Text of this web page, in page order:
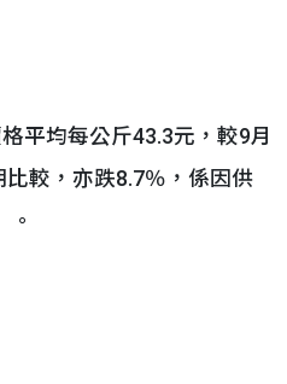
均每公斤43.3元，較9月
較，亦跌8.7％，係因供
。